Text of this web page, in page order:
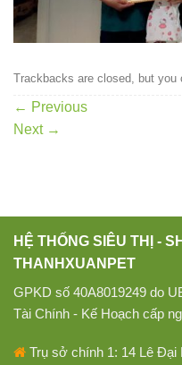
Trackbacks are closed, but you
← Previous
Next →
HỆ THỐNG SIÊU THỊ -
THANHXUANPET
GPKD số 40A8019249 do
Tài Chính - Kế Hoạch cấp
Trụ sở chính 1: 14 Lê Đại